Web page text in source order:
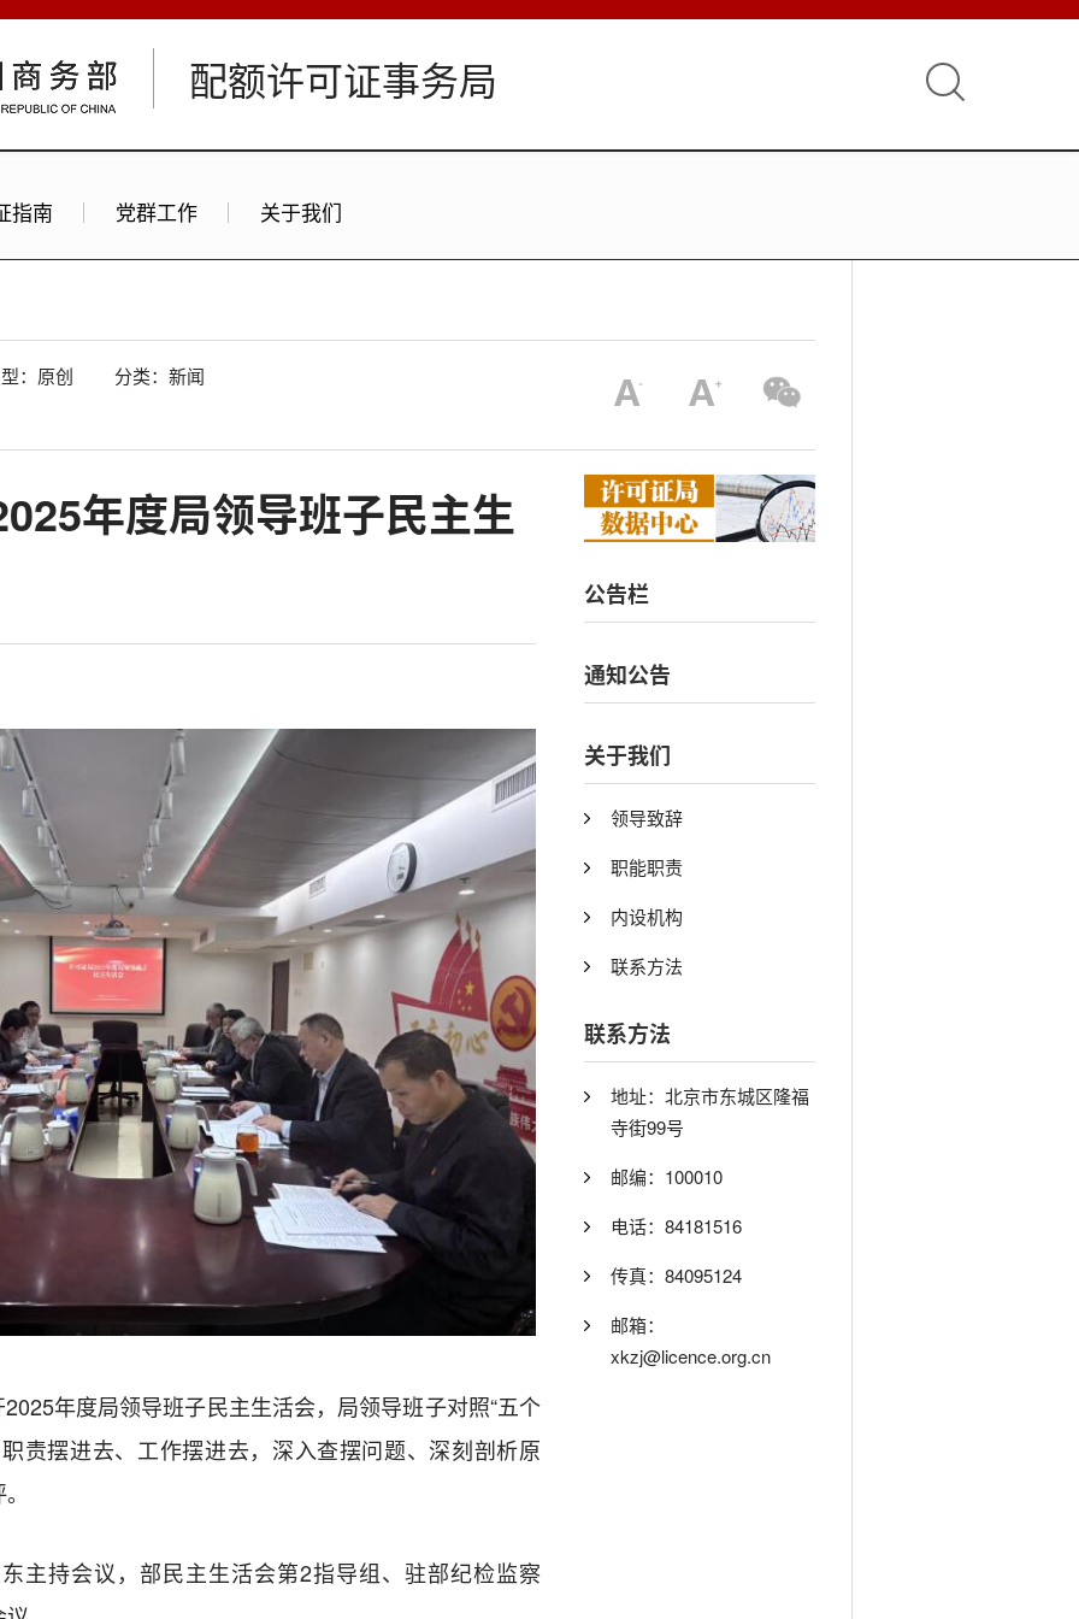
配额许可证事务局
指南 党群工作 关于我们
：原创 分类：新闻
年度局领导班子民主生
2025年度局领导班子民主生活会，局领导班子对照“五个
责摆进去、工作摆进去，深入查摆问题、深刻剖析原
主持会议，部民主生活会第2指导组、驻部纪检监察
公告栏
通知公告
关于我们
领导致辞
职能职责
内设机构
联系方法
联系方法
地址：北京市东城区隆福
寺街99号
邮编：100010
电话：84181516
传真：84095124
邮箱：
xkzj@licence.org.cn